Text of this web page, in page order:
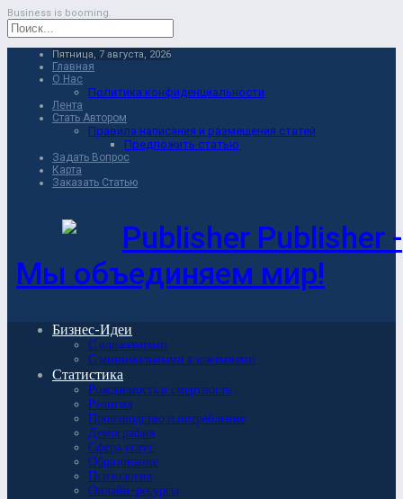
Business is booming.
Пятница, 7 августа, 2026
Главная
О Нас
Политика конфиденциальности
Лента
Стать Автором
Правила написания и размещения статей
Предложить статью
Задать Вопрос
Карта
Заказать Статью
Publisher -
Мы объединяем мир!
Бизнес-Идеи
С вложениями
С минимальными вложениями
Статистика
Рождаемость и смертность
Религия
Производство и потребление
Демография
Сфера услуг
Образование
Психология
Онлайн-ресурсы